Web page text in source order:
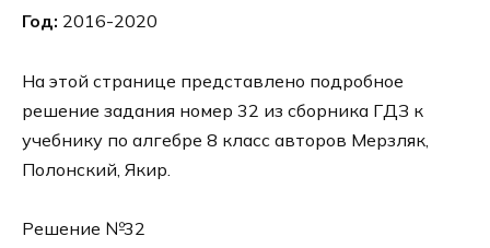
Год: 2016-2020
На этой странице представлено подробное
решение задания номер 32 из сборника ГДЗ к
учебнику по алгебре 8 класс авторов Мерзляк,
Полонский, Якир.
Решение №32